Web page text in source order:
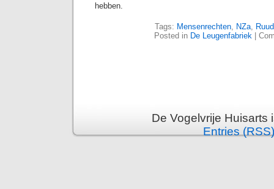
hebben.
Tags: Mensenrechten, NZa,
Posted in De Leugenfabriek
De Vogelvrije
Entries (RSS)